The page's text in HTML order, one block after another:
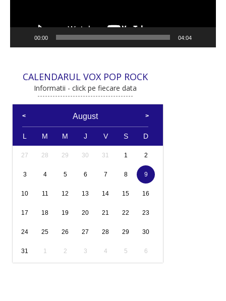
00:00 04:04
CALENDARUL VOX POP ROCK
Informatii - click pe fiecare data
August
L M M J V S D
27 28 29 30 31 1 2
3 4 5 6 7 8 9
10 11 12 13 14 15 16
17 18 19 20 21 22 23
24 25 26 27 28 29 30
31 1 2 3 4 5 6